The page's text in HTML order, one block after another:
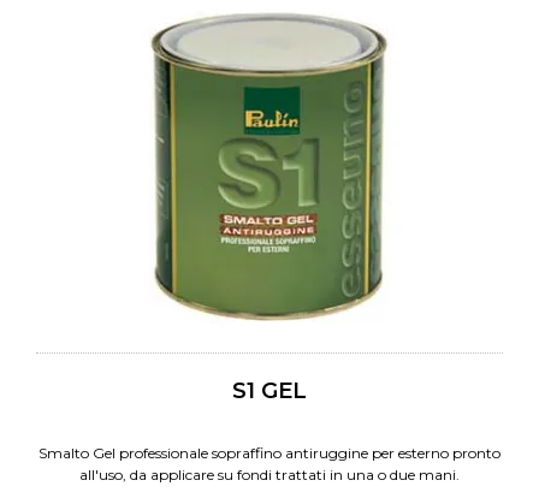
S1 GEL
Smalto Gel professionale sopraffino antiruggine per esterno pronto
all'uso, da applicare su fondi trattati in una o due mani.